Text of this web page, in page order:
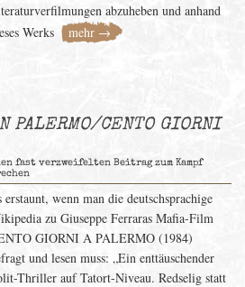
abzuheben und anhand
Werks
mehr →
PALERMO/CENTO GIORNI
fast verzweifelten Beitrag zum Kampf
erstaunt, wenn man die deutschsprachige
zu Giuseppe Ferraras Mafia-Film
GIORNI A PALERMO (1984)
und lesen muss: „Ein enttäuschender
Thriller auf Tatort-Niveau. Redselig statt